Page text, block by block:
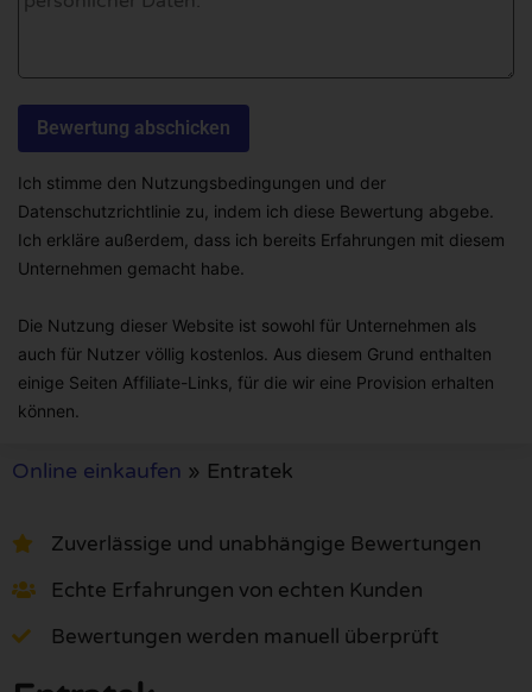
Ich stimme den Nutzungsbedingungen und der
Datenschutzrichtlinie zu, indem ich diese Bewertung abgebe.
Ich erkläre außerdem, dass ich bereits Erfahrungen mit diesem
Unternehmen gemacht habe.
Die Nutzung dieser Website ist sowohl für Unternehmen als
auch für Nutzer völlig kostenlos. Aus diesem Grund enthalten
einige Seiten Affiliate-Links, für die wir eine Provision erhalten
können.
Online einkaufen » Entratek
Zuverlässige und unabhängige Bewertungen
Echte Erfahrungen von echten Kunden
Bewertungen werden manuell überprüft